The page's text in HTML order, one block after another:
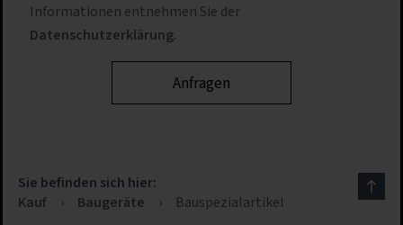
Informationen entnehmen Sie der
Datenschutzerklärung.
Sie befinden sich hier:
Kauf
› Baugeräte › Bauspezialartikel